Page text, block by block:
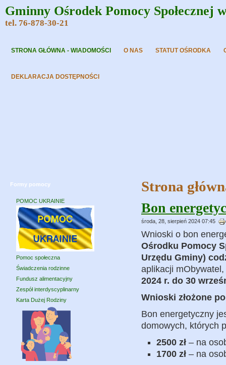
Gminny Ośrodek Pomocy Społecznej
tel. 76-878-30-21
STRONA GŁÓWNA - WIADOMOŚCI O NAS STATUT OŚRODKA
DEKLARACJA DOSTĘPNOŚCI
Formy pomocy
POMOC UKRAINIE
Pomoc społeczna
Świadczenia rodzinne
Fundusz alimentacyjny
Zespół interdyscyplinarny
Karta Dużej Rodziny
Strona
Bon
środa, 28, sierpień 2024 07:45
Wnioski o bon
Ośrodku Pomocy
Urzędu Gminy)
aplikacji
2024 r. do 30
Wnioski złożone
Bon energetyczny
domowych, których
2500 zł – na
1700 zł – na